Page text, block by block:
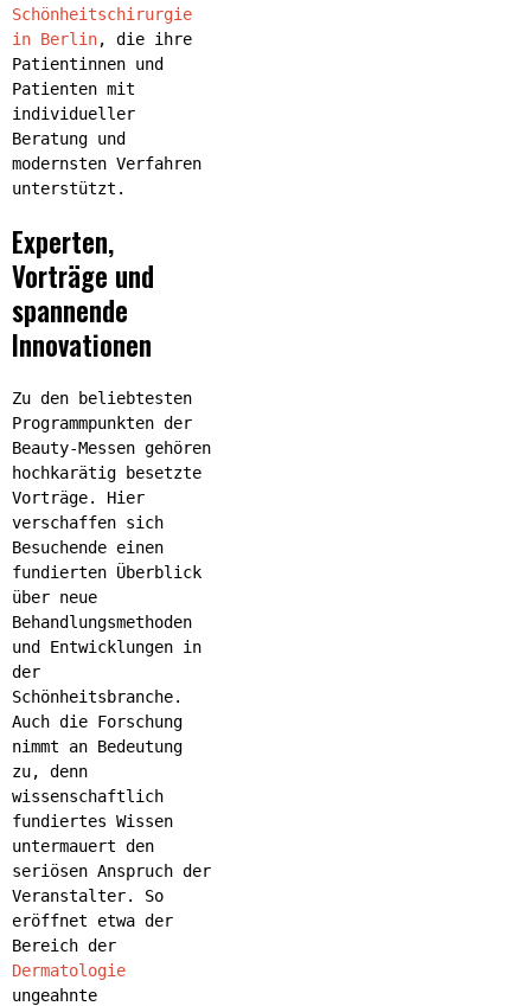
Schönheitschirurgie
in Berlin, die ihre
Patientinnen und
Patienten mit
individueller
Beratung und
modernsten Verfahren
unterstützt.
Experten,
Vorträge und
spannende
Innovationen
Zu den beliebtesten
Programmpunkten der
Beauty-Messen gehören
hochkarätig besetzte
Vorträge. Hier
verschaffen sich
Besuchende einen
fundierten Überblick
über neue
Behandlungsmethoden
und Entwicklungen in
der
Schönheitsbranche.
Auch die Forschung
nimmt an Bedeutung
zu, denn
wissenschaftlich
fundiertes Wissen
untermauert den
seriösen Anspruch der
Veranstalter. So
eröffnet etwa der
Bereich der
Dermatologie
ungeahnte